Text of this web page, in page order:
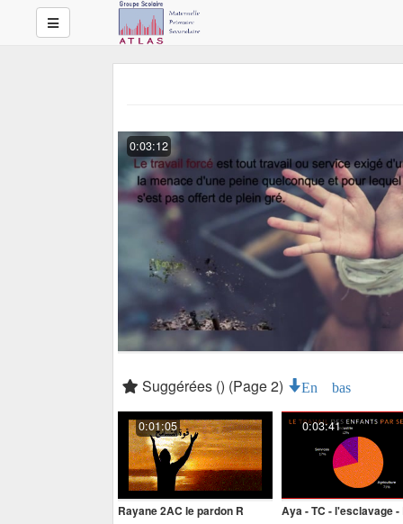
0:03:12
Suggérées () (Page 2) En bas
0:01:05
Rayane 2AC le pardon R
0:03:41
Aya - TC - l'esclavage -